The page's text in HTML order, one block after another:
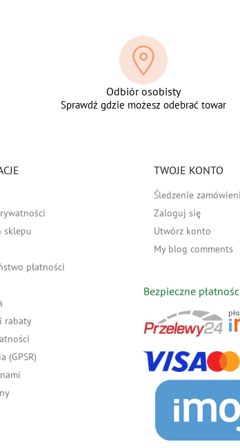
Odbiór osobisty
Sprawdź gdzie możesz odebrać towar
sklepu
płatności
rabaty
(GPSR)
TWOJE KONTO
Śledzenie
Zaloguj się
Utwórz konto
My blog comments
Bezpieczne